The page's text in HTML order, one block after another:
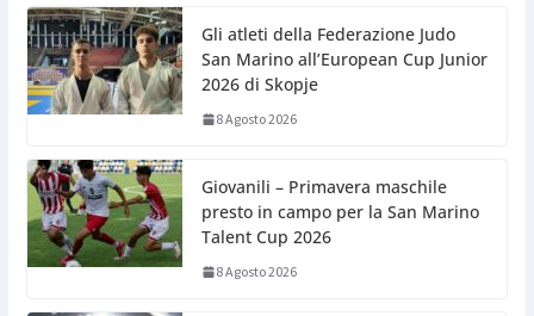
Gli atleti della Federazione Judo
San Marino all’European Cup Junior
2026 di Skopje
8 Agosto 2026
Giovanili – Primavera maschile
presto in campo per la San Marino
Talent Cup 2026
8 Agosto 2026